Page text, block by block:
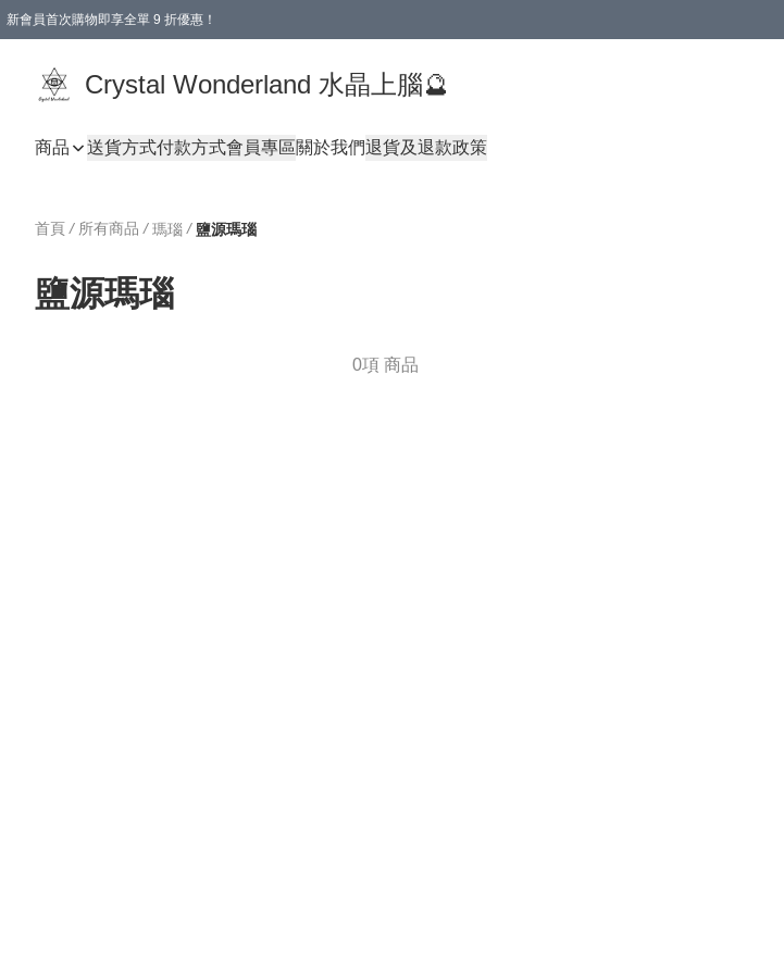
新會員首次購物即享全單 9 折優惠！
Crystal Wonderland 水晶上腦🔮
商品 送貨方式付款方式會員專區關於我們退貨及退款政策
首頁 / 所有商品 / 瑪瑙 / 鹽源瑪瑙
鹽源瑪瑙
0項 商品